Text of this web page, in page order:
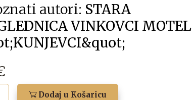
autori: STARA
VINKOVCI MOTEL
Dodaj u Košaricu